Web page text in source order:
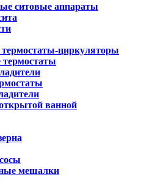
ситовые аппараты
термостаты-циркуляторы
ванной
мешалки